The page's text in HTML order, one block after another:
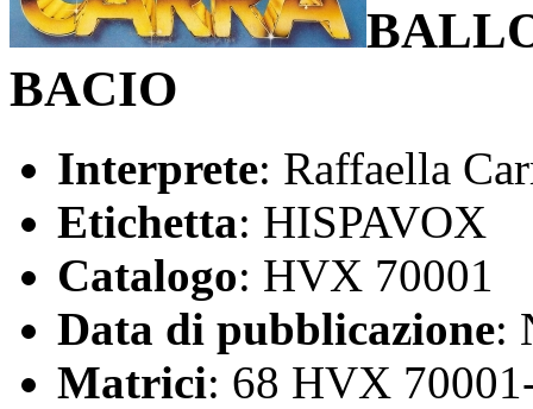
BACIO
Interprete: Raffaella
Etichetta: HISPAVOX
Catalogo: HVX 70001
Data di pubblicazione:
Matrici: 68 HVX